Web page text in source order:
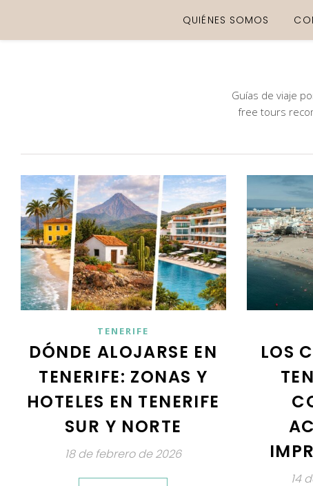
QUIÉNES SOMOS
Guías de viaje
free tours
TENERIFE
DÓNDE ALOJARSE EN
TENERIFE: ZONAS Y
HOTELES EN TENERIFE
SUR Y NORTE
18 de febrero de 2026
LOS
14